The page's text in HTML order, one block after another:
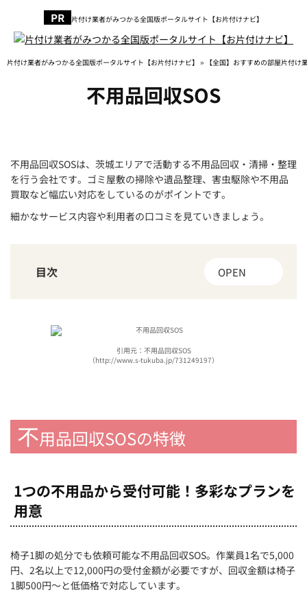
片付け業者がみつかる全国版ポータルサイト【お片付けナビ】
片付け業者がみつかる全国版ポータルサイト【お片付けナビ】 » 【全国】おすすめの部屋片付け
不用品回収SOS
不用品回収SOSは、茨城エリアで活動する不用品回収・清掃・整理
を行う会社です。ゴミ屋敷の掃除や遺品整理、害虫駆除や不用品
買取など幅広い対応をしているのがポイントです。
細かなサービス内容や利用者の口コミを見ていきましょう。
目次 OPEN
引用元：不用品回収SOS
（http://www.s-tukuba.jp/731249197）
不用品回収SOSの特徴
1つの不用品から受付可能！多彩なプランを
用意
椅子1脚の処分でも依頼可能な不用品回収SOS。作業員1名で5,000
円、2名以上で12,000円の受付金額が必要ですが、回収金額は椅子
1脚500円～と低価格で対応しています。